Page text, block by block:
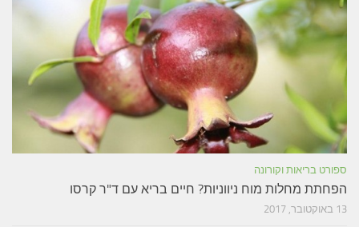
ספורט בריאות וקורונה
הפחתת מחלות מוח ניווניות? חיים בריא עם ד"ר קרסו
13 באוקטובר, 2017